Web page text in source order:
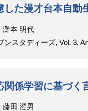
た漫才台本自動
灘本 明代
スタディーズ, Vol. 3,
係学習に基づく
藤田 澄男